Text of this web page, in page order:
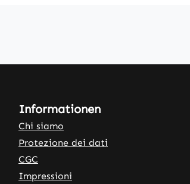
Informationen
Chi siamo
Protezione dei dati
CGC
Impressioni